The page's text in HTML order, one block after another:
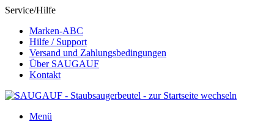
Service/Hilfe
Marken-ABC
Hilfe / Support
Versand und Zahlungsbedingungen
Über SAUGAUF
Kontakt
Menü